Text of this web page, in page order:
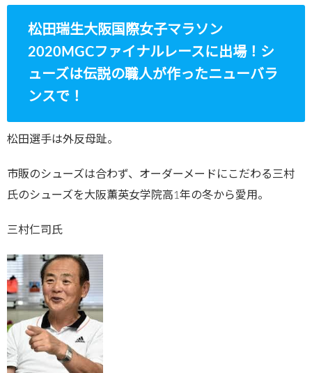
松田瑞生大阪国際女子マラソン
2020MGCファイナルレースに出場！シ
ューズは伝説の職人が作ったニューバラ
ンスで！
松田選手は外反母趾。
市販のシューズは合わず、オーダーメードにこだわる三村
氏のシューズを大阪薫英女学院高1年の冬から愛用。
三村仁司氏